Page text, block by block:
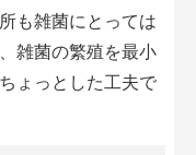
も雑菌にとっては
雑菌の繁殖を最小
ょっとした工夫で